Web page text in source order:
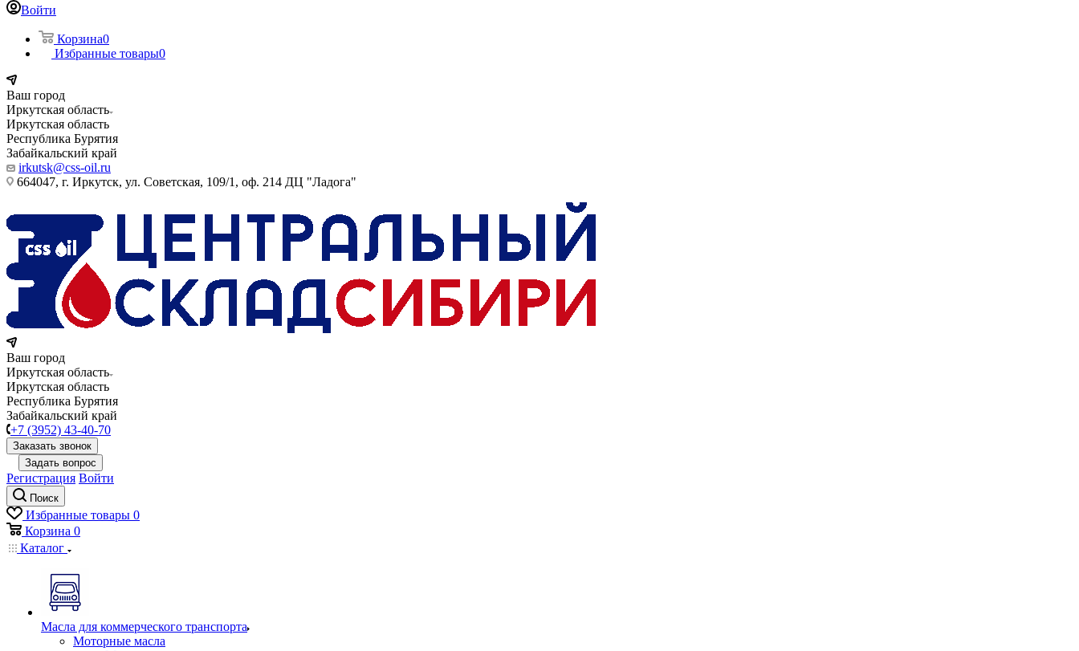
Войти
Корзина0
Избранные товары0
Ваш город
Иркутская область
Иркутская область
Республика Бурятия
Забайкальский край
irkutsk@css-oil.ru
664047, г. Иркутск, ул. Советская, 109/1, оф. 214 ДЦ "Ладога"
Ваш город
Иркутская область
Иркутская область
Республика Бурятия
Забайкальский край
+7 (3952) 43-40-70
Заказать звонок
Задать вопрос
Регистрация Войти
Поиск
Избранные товары 0
Корзина 0
Каталог
Масла для коммерческого транспорта
Моторные масла